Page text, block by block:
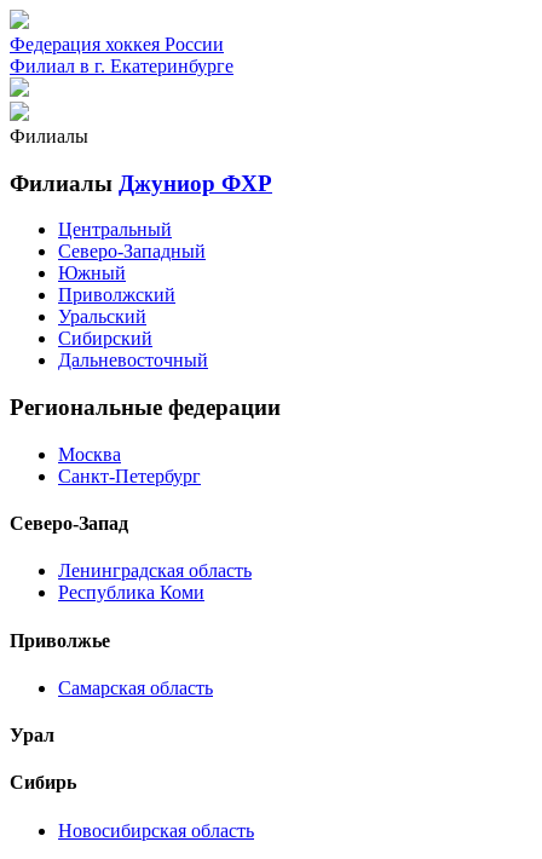
Федерация хоккея России
Филиал в г. Екатеринбурге
Филиалы
Филиалы Джуниор ФХР
Центральный
Северо-Западный
Южный
Приволжский
Уральский
Сибирский
Дальневосточный
Региональные федерации
Москва
Санкт-Петербург
Северо-Запад
Ленинградская область
Республика Коми
Приволжье
Самарская область
Урал
Сибирь
Новосибирская область